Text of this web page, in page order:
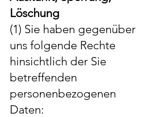
Löschung
(1) Sie haben gegenüber
uns folgende Rechte
hinsichtlich der Sie
betreffenden
personenbezogenen
Daten: